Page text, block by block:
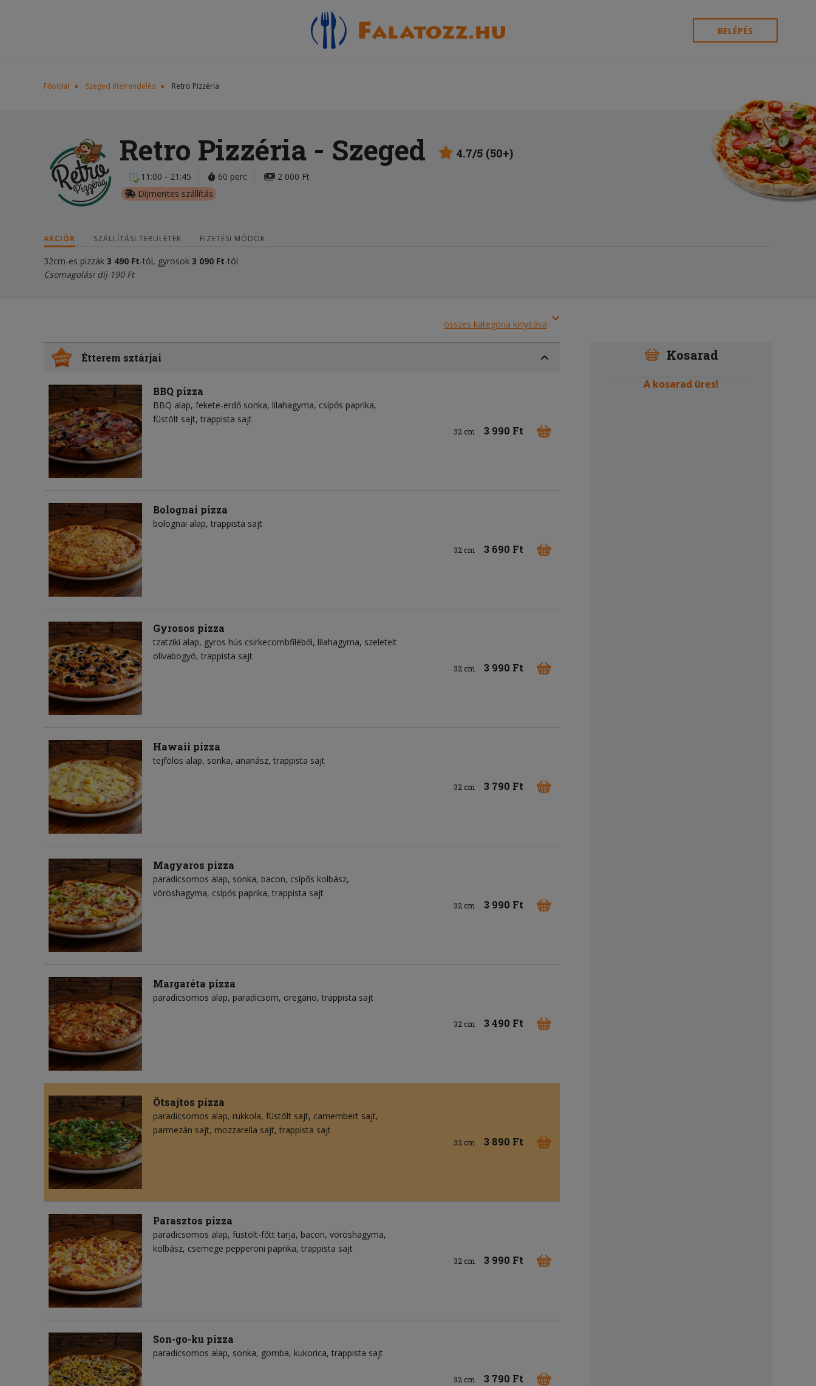
BELÉPÉS
Főoldal Szeged ételrendelés Retro Pizzéria
Retro Pizzéria - Szeged 4.7/5 (50+)
11:00 - 21:45 60 perc
2 000 Ft
Díjmentes szállítás
AKCIÓK SZÁLLÍTÁSI TERÜLETEK FIZETÉSI MÓDOK
32cm-es pizzák 3 490 Ft-tól, gyrosok 3 090 Ft-tól
Csomagolási díj 190 Ft
összes kategória kinyitása
Étterem sztárjai
BBQ pizza
BBQ alap fekete-erdő sonka lilahagyma csípős paprika
füstölt sajt trappista sajt
32 cm 3 990 Ft
Bolognai pizza
bolognai alap trappista sajt
32 cm 3 690 Ft
Gyrosos pizza
tzatziki alap gyros hús csirkecombfiléből lilahagyma szeletelt
olívabogyó trappista sajt
32 cm 3 990 Ft
Hawaii pizza
tejfölös alap sonka ananász trappista sajt
32 cm 3 790 Ft
Magyaros pizza
paradicsomos alap sonka bacon csípős kolbász
vöröshagyma csípős paprika trappista sajt
32 cm 3 990 Ft
Margaréta pizza
paradicsomos alap paradicsom oregano trappista sajt
32 cm 3 490 Ft
Ötsajtos pizza
paradicsomos alap rukkola füstölt sajt camembert sajt
parmezán sajt mozzarella sajt trappista sajt
32 cm 3 890 Ft
Parasztos pizza
paradicsomos alap füstölt-főtt tarja bacon vöröshagyma
kolbász csemege pepperoni paprika trappista sajt
32 cm 3 990 Ft
Son-go-ku pizza
paradicsomos alap sonka gomba kukorica trappista sajt
32 cm 3 790 Ft
Kosarad
A kosarad üres!